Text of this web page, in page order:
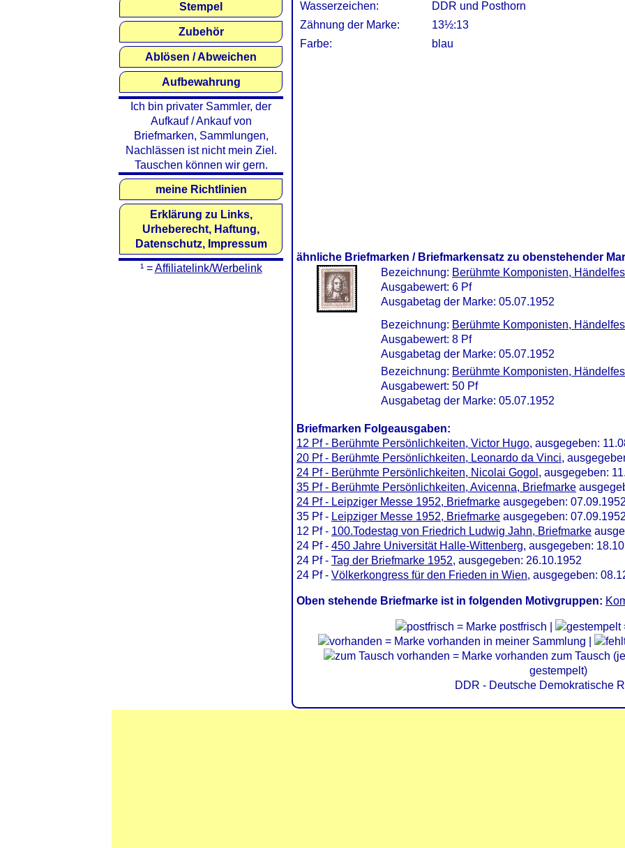
Wasserzeichen:
DDR und Posthorn
Zähnung der Marke:
13½:13
Farbe:
blau
ähnliche Briefmarken / Briefmarkensatz zu obenstehender
Bezeichnung: Berühmte Komponisten,
Ausgabewert: 6 Pf
Ausgabetag der Marke: 05.07.1952
Bezeichnung: Berühmte Komponisten,
Ausgabewert: 8 Pf
Ausgabetag der Marke: 05.07.1952
Bezeichnung: Berühmte Komponisten,
Ausgabewert: 50 Pf
Ausgabetag der Marke: 05.07.1952
Briefmarken Folgeausgaben:
12 Pf - Berühmte Persönlichkeiten, Victor Hugo, ausgegeben:
20 Pf - Berühmte Persönlichkeiten, Leonardo da Vinci,
24 Pf - Berühmte Persönlichkeiten, Nicolai Gogol , ausgegeben:
35 Pf - Berühmte Persönlichkeiten, Avicenna, Briefmarke
24 Pf - Leipziger Messe 1952, Briefmarke ausgegeben: 07.09.1952
35 Pf - Leipziger Messe 1952, Briefmarke ausgegeben: 07.09.1952
12 Pf - 100.Todestag von Friedrich Ludwig Jahn, Briefmarke
24 Pf - 450 Jahre Universität Halle-Wittenberg, ausgegeben:
24 Pf - Tag der Briefmarke 1952, ausgegeben: 26.10.1952
24 Pf - Völkerkongress für den Frieden in Wien, ausgegeben:
Oben stehende Briefmarke ist in folgenden Motivgruppen:
= Marke postfrisch |
= Marke vorhanden in meiner Sammlung |
= Marke vorhanden zum Tausch
gestempelt)
DDR - Deutsche Demokratische
Stempel
Zubehör
Ablösen / Abweichen
Aufbewahrung
Ich bin privater Sammler, der
Aufkauf / Ankauf von
Briefmarken, Sammlungen,
Nachlässen ist nicht mein Ziel.
Tauschen können wir gern.
meine Richtlinien
Erklärung zu Links,
Urheberecht, Haftung,
Datenschutz, Impressum
¹ =Affiliatelink/Werbelink